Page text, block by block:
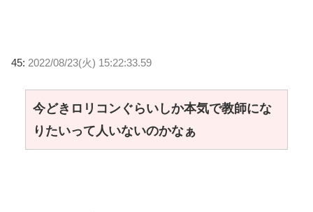
45: 2022/08/23(火) 15:22:33.59
今どきロリコンぐらいしか本気で教師にな
りたいって人いないのかなぁ